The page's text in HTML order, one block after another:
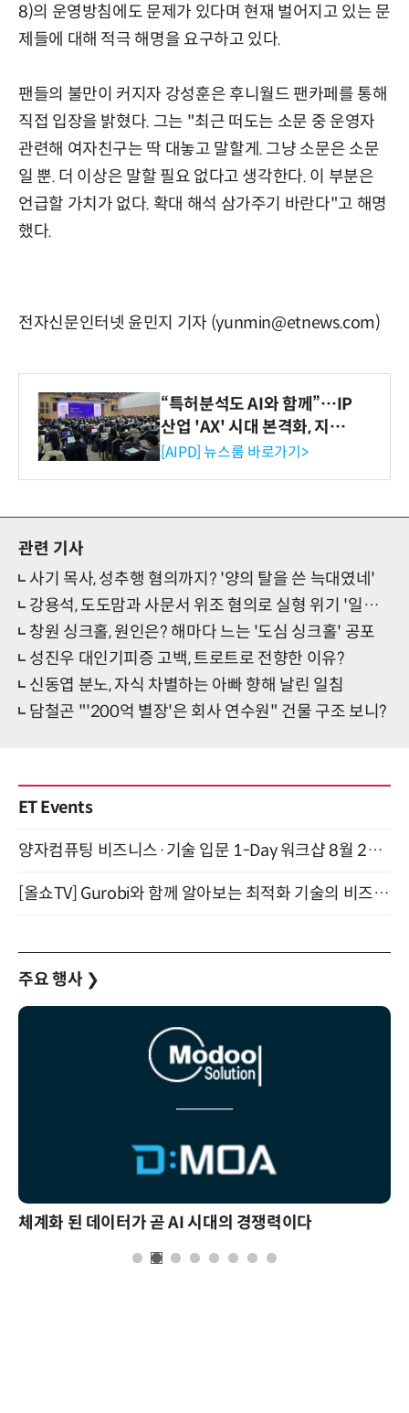
8)의 운영방침에도 문제가 있다며 현재 벌어지고 있는 문
제들에 대해 적극 해명을 요구하고 있다.
팬들의 불만이 커지자 강성훈은 후니월드 팬카페를 통해
직접 입장을 밝혔다. 그는 "최근 떠도는 소문 중 운영자
관련해 여자친구는 딱 대놓고 말할게. 그냥 소문은 소문
일 뿐. 더 이상은 말할 필요 없다고 생각한다. 이 부분은
언급할 가치가 없다. 확대 해석 삼가주기 바란다"고 해명
했다.
전자신문인터넷 윤민지 기자 (yunmin@etnews.com)
“특허분석도 AI와 함께”…IP
산업 'AX' 시대 본격화, 지식
재산처 1호 AI IP데이터분석
[AIPD] 뉴스룸 바로가기>
관련 기사
사기 목사, 성추행 혐의까지? '양의 탈을 쓴 늑대였네'
강용석, 도도맘과 사문서 위조 혐의로 실형 위기 '일촉즉발'
창원 싱크홀, 원인은? 해마다 느는 '도심 싱크홀' 공포
성진우 대인기피증 고백, 트로트로 전향한 이유?
신동엽 분노, 자식 차별하는 아빠 향해 날린 일침
담철곤 "'200억 별장'은 회사 연수원" 건물 구조 보니?
ET Events
양자컴퓨팅 비즈니스·기술 입문 1-Day 워크샵 8월 28일 개최
[올쇼TV] Gurobi와 함께 알아보는 최적화 기술의 비즈니스 활용 (8월 20일 생방송)
주요 행사 ❯
체계화 된 데이터가 곧 AI 시대의 경쟁력이다